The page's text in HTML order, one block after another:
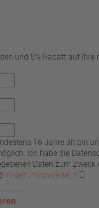
und 5% Rabatt auf Ihre
16 Jahre alt bin
Ich habe die
Daten zum
Widerrufshinweise. *